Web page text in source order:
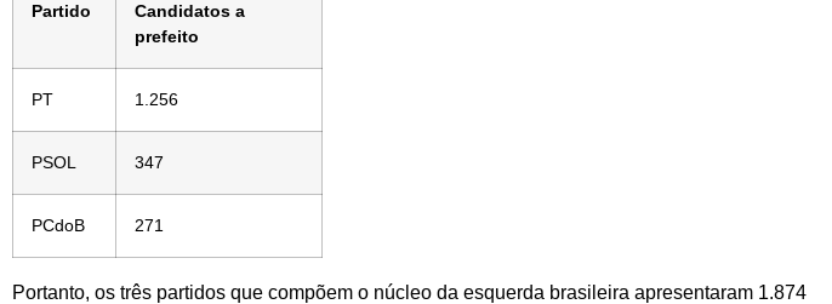
Partido
Candidatos a
prefeito
PT 1.256
PSOL 347
PCdoB 271
Portanto, os três partidos que compõem o núcleo da esquerda brasileira apresentaram 1.874